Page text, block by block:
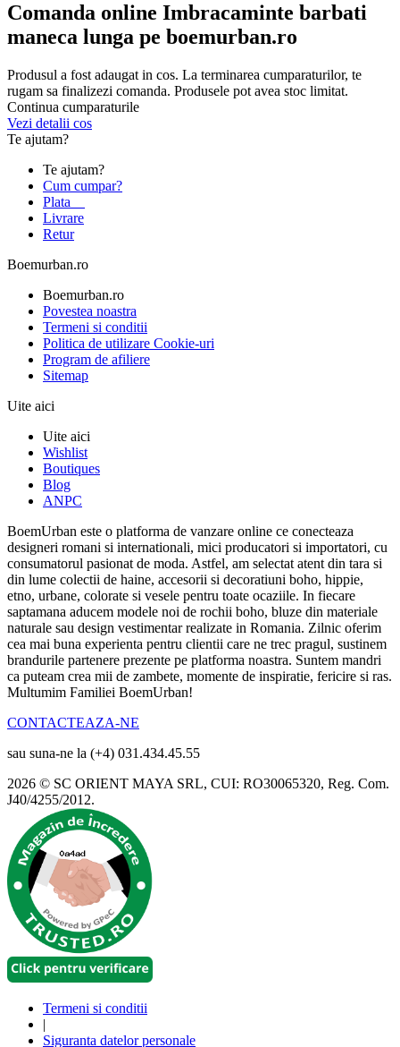
Comanda online Imbracaminte barbati
maneca lunga pe boemurban.ro
Produsul a fost adaugat in cos. La terminarea cumparaturilor, te
rugam sa finalizezi comanda. Produsele pot avea stoc limitat.
Continua cumparaturile
Vezi detalii cos
Te ajutam?
Te ajutam?
Cum cumpar?
Plata
Livrare
Retur
Boemurban.ro
Boemurban.ro
Povestea noastra
Termeni si conditii
Politica de utilizare Cookie-uri
Program de afiliere
Sitemap
Uite aici
Uite aici
Wishlist
Boutiques
Blog
ANPC
BoemUrban este o platforma de vanzare online ce conecteaza
designeri romani si internationali, mici producatori si importatori, cu
consumatorul pasionat de moda. Astfel, am selectat atent din tara si
din lume colectii de haine, accesorii si decoratiuni boho, hippie,
etno, urbane, colorate si vesele pentru toate ocaziile. In fiecare
saptamana aducem modele noi de rochii boho, bluze din materiale
naturale sau design vestimentar realizate in Romania. Zilnic oferim
cea mai buna experienta pentru clientii care ne trec pragul, sustinem
brandurile partenere prezente pe platforma noastra. Suntem mandri
ca puteam crea mii de zambete, momente de inspiratie, fericire si ras.
Multumim Familiei BoemUrban!
CONTACTEAZA-NE
sau suna-ne la (+4) 031.434.45.55
2026 © SC ORIENT MAYA SRL, CUI: RO30065320, Reg. Com.
J40/4255/2012.
Termeni si conditii
|
Siguranta datelor personale